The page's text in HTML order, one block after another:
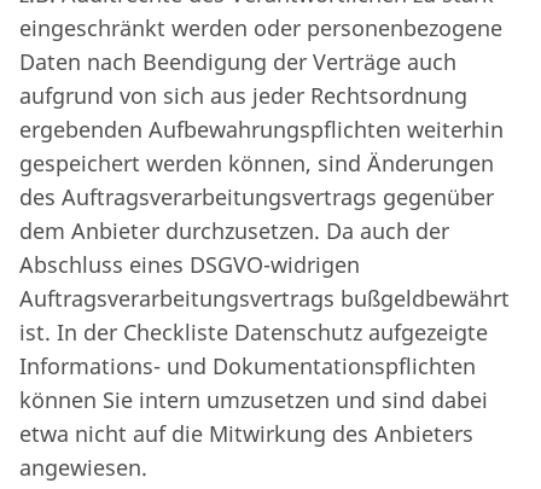
eingeschränkt werden oder personenbezogene
Daten nach Beendigung der Verträge auch
aufgrund von sich aus jeder Rechtsordnung
ergebenden Aufbewahrungspflichten weiterhin
gespeichert werden können, sind Änderungen
des Auftragsverarbeitungsvertrags gegenüber
dem Anbieter durchzusetzen. Da auch der
Abschluss eines DSGVO-widrigen
Auftragsverarbeitungsvertrags bußgeldbewährt
ist. In der Checkliste Datenschutz aufgezeigte
Informations- und Dokumentationspflichten
können Sie intern umzusetzen und sind dabei
etwa nicht auf die Mitwirkung des Anbieters
angewiesen.